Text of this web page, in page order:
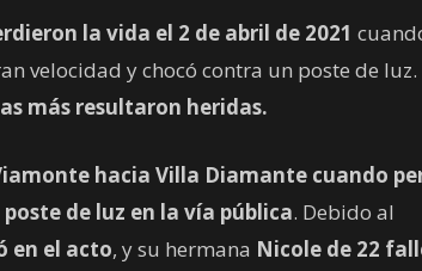
la vida el 2 de abril de 2021
velocidad y chocó contra un poste de luz.
más resultaron heridas.
hacia Villa Diamante cuando
de luz en la vía pública. Debido al
en el acto, y su hermana Nicole de 22